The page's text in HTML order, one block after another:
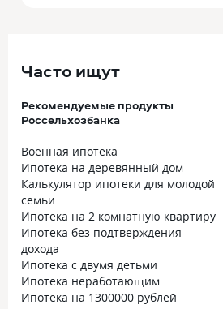
Часто ищут
Рекомендуемые продукты
Россельхозбанка
Военная ипотека
Ипотека на деревянный дом
Калькулятор ипотеки для молодой
семьи
Ипотека на 2 комнатную квартиру
Ипотека без подтверждения
дохода
Ипотека с двумя детьми
Ипотека неработающим
Ипотека на 1300000 рублей